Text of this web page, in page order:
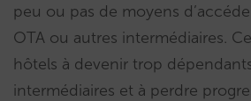
peu ou pas de moyens
OTA ou autres intermédiaires.
hôtels à devenir trop
intermédiaires et à perdre